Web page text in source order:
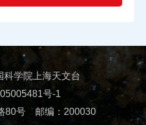
科学院上海天文台
号-1
80号
邮编：200030